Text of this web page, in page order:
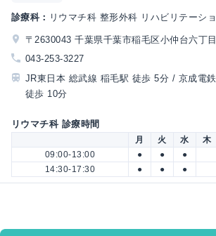
診療科： リウマチ科 整形外科 リハビリテーシ
〒2630043 千葉県千葉市稲毛区小仲台六丁
043-253-3227
JR東日本 総武線 稲毛駅 徒歩 5分 / 京成電
徒歩 10分
リウマチ科 診療時間
月 火 水 木
09:00-13:00
● ● ●
14:30-17:30
● ● ●